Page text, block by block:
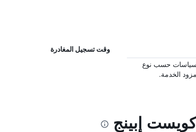
وقت تسجيل المغادرة
حسب نوع
الخدمة.
إبينج